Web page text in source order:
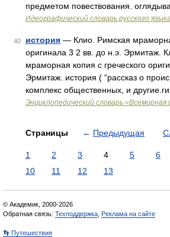
предметом повествования.
Идеографический словарь русского
40 история — Клио. Римская
оригинала 3 2 вв. до н.э. Эрмитаж.
мраморная копия с греческого
Эрмитаж. история ( “рассказ о
комплекс общественных, и
Энциклопедический словарь «Всемирная
Страницы ← Предыдущая
1 2 3 4 5 6
10
11 12 13
© Академик, 2000-2026
Обратная связь: Техподдержка Реклама на сайте
👣 Путешествия